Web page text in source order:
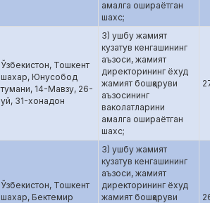
амалга ошираётган
шахс;
Ўзбекистон, Тошкент
шахар, Юнусобод
тумани, 14-Мавзу, 26-
уй, 31-хонадон
3) ушбу жамият
кузатув кенгашининг
аъзоси, жамият
директорининг ёхуд
жамият бошқаруви
аъзосининг
ваколатларини
амалга ошираётган
шахс;
Ўзбекистон, Тошкент
шахар, Бектемир
3) ушбу жамият
кузатув кенгашининг
аъзоси, жамият
директорининг ёхуд
жамият бошқаруви